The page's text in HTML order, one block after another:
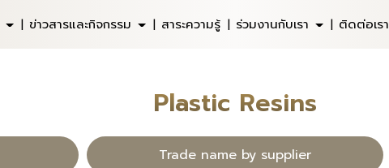
ข่าวสารและกิจกรรม สาระความรู้ ร่วมงานกับเรา ติดต่อเรา
Plastic Resins
Trade name by supplier